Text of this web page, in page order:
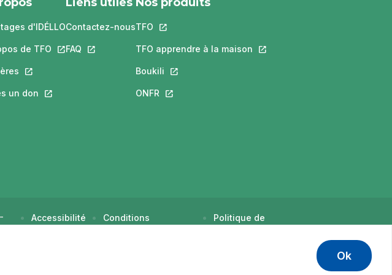
d'IDÉLLO
de TFO Ce lien s'ouvrira dans un nouvel onglet.
Ce lien s'ouvrira dans un nouvel onglet.
un don Ce lien s'ouvrira dans un nouvel onglet.
Contactez-nous
FAQ Ce lien s'ouvrira dans un nouvel onglet.
TFO Ce lien s'ouvrira dans un nouvel onglet.
TFO apprendre à la maison Ce lien s'ouvrira dans un
Boukili Ce lien s'ouvrira dans un nouvel onglet.
ONFR Ce lien s'ouvrira dans un nouvel onglet.
Accessibilité
Conditions
Politique de
Ok